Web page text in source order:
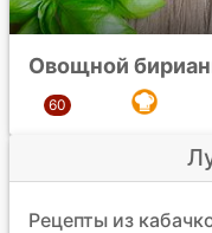
Овощной
Рецепты из